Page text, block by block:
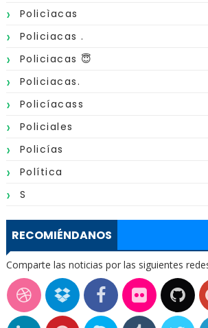
Policìacas
Policiacas .
Policiacas 😇
Policiacas.
Policíacass
Policiales
Policías
Política
S
RECOMIÉNDANOS
Comparte las noticias por las siguientes